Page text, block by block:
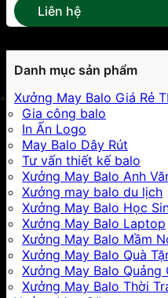
Liên hệ
Danh mục sản phẩm
Xưởng May Balo Giá Rẻ
Gia công balo
In Ấn Logo
May Balo Dây Rút
Tư vấn thiết kế balo
Xưởng May Balo Anh
Xưởng may balo du lịch
Xưởng May Balo Học
Xưởng May Balo Laptop
Xưởng May Balo Mầm
Xưởng May Balo Quà
Xưởng May Balo Quảng
Xưởng May Balo Thời